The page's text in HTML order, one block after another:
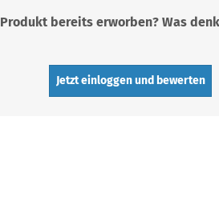
Produkt bereits erworben? Was
Jetzt einloggen und bewerten